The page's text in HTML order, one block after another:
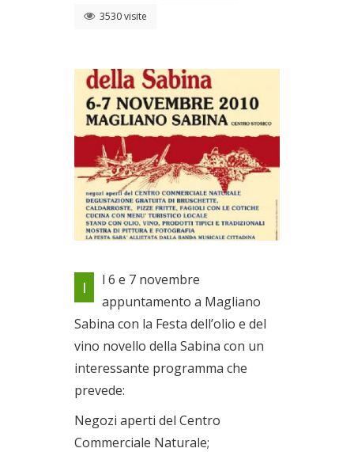
3530 visite
Dal 06/11/2010 al
07/11/2010
I
l 6 e 7 novembre
appuntamento a Magliano
Sabina con la Festa dell’olio e del
vino novello della Sabina con un
interessante programma che
prevede:
Negozi aperti del Centro
Commerciale Naturale;